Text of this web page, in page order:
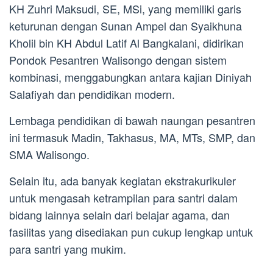
KH Zuhri Maksudi, SE, MSi, yang memiliki garis
keturunan dengan Sunan Ampel dan Syaikhuna
Kholil bin KH Abdul Latif Al Bangkalani, didirikan
Pondok Pesantren Walisongo dengan sistem
kombinasi, menggabungkan antara kajian Diniyah
Salafiyah dan pendidikan modern.
Lembaga pendidikan di bawah naungan pesantren
ini termasuk Madin, Takhasus, MA, MTs, SMP, dan
SMA Walisongo.
Selain itu, ada banyak kegiatan ekstrakurikuler
untuk mengasah ketrampilan para santri dalam
bidang lainnya selain dari belajar agama, dan
fasilitas yang disediakan pun cukup lengkap untuk
para santri yang mukim.